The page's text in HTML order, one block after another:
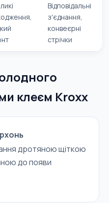
Відповідальні
з'єднання,
конвеєрні
стрічки
клеєм Kroxx
дротяною щіткою
до появи